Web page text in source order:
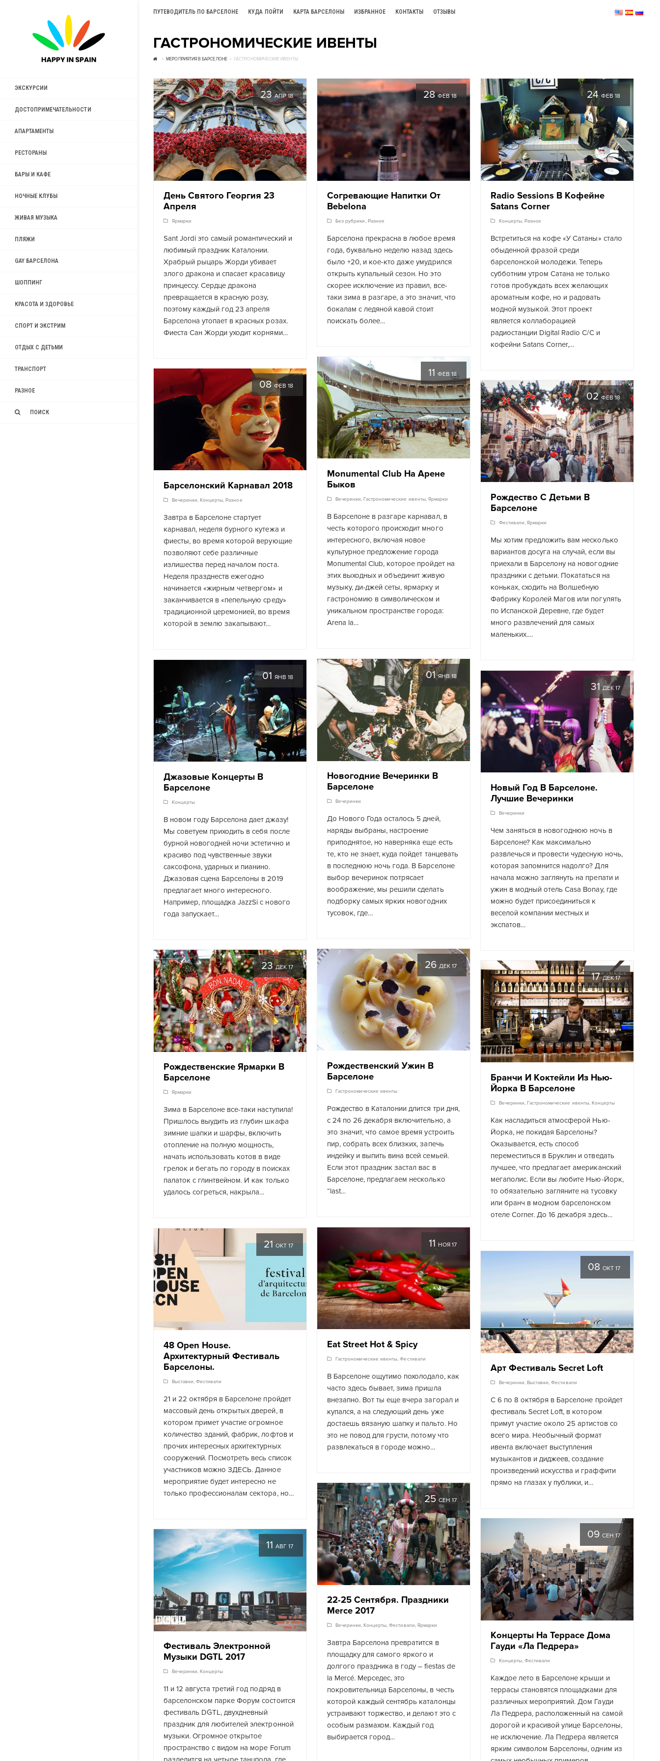
ПУТЕВОДИТЕЛЬ ПО БАРСЕЛОНЕ КУДА ПОЙТИ КАРТА БАРСЕЛОНЫ ИЗБРАННОЕ КОНТАКТЫ ОТЗЫВЫ
ЭКСКУРСИИ
ДОСТОПРИМЕЧАТЕЛЬНОСТИ
АПАРТАМЕНТЫ
РЕСТОРАНЫ
БАРЫ И КАФЕ
НОЧНЫЕ КЛУБЫ
ЖИВАЯ МУЗЫКА
ПЛЯЖИ
GAY БАРСЕЛОНА
ШОППИНГ
КРАСОТА И ЗДОРОВЬЕ
СПОРТ И ЭКСТРИМ
ОТДЫХ С ДЕТЬМИ
ТРАНСПОРТ
РАЗНОЕ
ПОИСК
ГАСТРОНОМИЧЕСКИЕ ИВЕНТЫ
МЕРОПРИЯТИЯ В БАРСЕЛОНЕ ГАСТРОНОМИЧЕСКИЕ ИВЕНТЫ
23АПР 18
День Святого Георгия 23
Апреля
Ярмарки
Sant Jordi это самый романтический и
любимый праздник Каталонии.
Храбрый рыцарь Жорди убивает
злого дракона и спасает красавицу
принцессу. Сердце дракона
превращается в красную розу,
поэтому каждый год 23 апреля
Барселона утопает в красных розах.
Фиеста Сан Жорди уходит корнями…
28ФЕВ 18
Согревающие Напитки От
Bebelona
Без рубрики, Разное
Барселона прекрасна в любое время
года, буквально неделю назад здесь
было +20, и кое-кто даже умудрился
открыть купальный сезон. Но это
скорее исключение из правил, все-
таки зима в разгаре, а это значит, что
бокалам с ледяной кавой стоит
поискать более…
24ФЕВ 18
Radio Sessions В Кофейне
Satans Corner
Концерты,Разное
Встретиться на кофе «У Сатаны» стало
обыденной фразой среди
барселонской молодежи. Теперь
субботним утром Сатана не только
готов пробуждать всех желающих
ароматным кофе, но и радовать
модной музыкой. Этот проект
является коллаборацией
радиостанции Digital Radio C/C и
кофейни Satans Corner,…
11ФЕВ 18
Monumental Club На Арене
Быков
Вечеринки,Гастрономические ивенты, Ярмарки
В Барселоне в разгаре карнавал, в
честь которого происходит много
интересного, включая новое
культурное предложение города
Monumental Club, которое пройдет на
этих выходных и объединит живую
музыку, ди-джей сеты, ярмарку и
гастрономию в символическом и
уникальном пространстве города:
Arena la…
08ФЕВ 18
Барселонский Карнавал 2018
Вечеринки,Концерты,Разное
Завтра в Барселоне стартует
карнавал, неделя бурного кутежа и
фиесты, во время которой верующие
позволяют себе различные
излишества перед началом поста.
Неделя празднеств ежегодно
начинается «жирным четвергом» и
заканчивается в «пепельную среду»
традиционной церемонией, во время
которой в землю закапывают…
02ФЕВ 18
Рождество С Детьми В
Барселоне
Фестивали,Ярмарки
Мы хотим предложить вам несколько
вариантов досуга на случай, если вы
приехали в Барселону на новогодние
праздники с детьми. Покататься на
коньках, сходить на Волшебную
Фабрику Королей Магов или погулять
по Испанской Деревне, где будет
много развлечений для самых
маленьких.…
01ЯНВ 18
Новогодние Вечеринки В
Барселоне
Вечеринки
До Нового Года осталось 5 дней,
наряды выбраны, настроение
приподнятое, но наверняка еще есть
те, кто не знает, куда пойдет танцевать
в последнюю ночь года. В Барселоне
выбор вечеринок потрясает
воображение, мы решили сделать
подборку самых ярких новогодних
тусовок, где…
01ЯНВ 18
Джазовые Концерты В
Барселоне
Концерты
В новом году Барселона дает джазу!
Мы советуем приходить в себя после
бурной новогодней ночи эстетично и
красиво под чувственные звуки
саксофона, ударных и пианино.
Джазовая сцена Барселоны в 2019
предлагает много интересного.
Например, площадка JazzSi с нового
года запускает…
31ДЕК 17
Новый Год В Барселоне.
Лучшие Вечеринки
Вечеринки
Чем заняться в новогоднюю ночь в
Барселоне? Как максимально
развлечься и провести чудесную ночь,
которая запомнится надолго? Для
начала можно заглянуть на препати и
ужин в модный отель Casa Bonay, где
можно будет присоединиться к
веселой компании местных и
экспатов…
26ДЕК 17
Рождественский Ужин В
Барселоне
Гастрономические ивенты
Рождество в Каталонии длится три дня,
с 24 по 26 декабря включительно, а
это значит, что самое время устроить
пир, собрать всех близких, запечь
индейку и выпить вина всей семьей.
Если этот праздник застал вас в
Барселоне, предлагаем несколько
“last…
23ДЕК 17
Рождественские Ярмарки В
Барселоне
Ярмарки
Зима в Барселоне все-таки наступила!
Пришлось выудить из глубин шкафа
зимние шапки и шарфы, включить
отопление на полную мощность,
начать использовать котов в виде
грелок и бегать по городу в поисках
палаток с глинтвейном. И как только
удалось согреться, накрыла…
17ДЕК 17
Бранчи И Коктейли Из Нью-
Йорка В Барселоне
Вечеринки,Гастрономические ивенты, Концерты
Как насладиться атмосферой Нью-
Йорка, не покидая Барселоны?
Оказывается, есть способ
переместиться в Бруклин и отведать
лучшее, что предлагает американский
мегаполис. Если вы любите Нью-Йорк,
то обязательно загляните на тусовку
или бранч в модном барселонском
отеле Corner. До 16 декабря здесь…
11 НОЯ 17
Eat Street Hot & Spicy
Гастрономические ивенты,Фестивали
В Барселоне ощутимо похолодало, как
часто здесь бывает, зима пришла
внезапно. Вот ты еще вчера загорал и
купался, а на следующий день уже
достаешь вязаную шапку и пальто. Но
это не повод для грусти, потому что
развлекаться в городе можно…
21ОКТ 17
48 Open House.
Архитектурный Фестиваль
Барселоны.
Выставки,Фестивали
21 и 22 октября в Барселоне пройдет
массовый день открытых дверей, в
котором примет участие огромное
количество зданий, фабрик, лофтов и
прочих интересных архитектурных
сооружений. Посмотреть весь список
участников можно ЗДЕСЬ. Данное
мероприятие будет интересно не
только профессионалам сектора, но…
08ОКТ 17
Арт Фестиваль Secret Loft
Вечеринки,Выставки,Фестивали
С 6 по 8 октября в Барселоне пройдет
фестиваль Secret Loft, в котором
примут участие около 25 артистов со
всего мира. Необычный формат
ивента включает выступления
музыкантов и диджеев, создание
произведений искусства и граффити
прямо на глазах у публики, и…
25СЕН 17
22-25 Сентября. Праздники
Merce 2017
Вечеринки,Концерты,Фестивали, Ярмарки
Завтра Барселона превратится в
площадку для самого яркого и
долгого праздника в году – fiestas de
la Mercé. Мерседес, это
покровительница Барселоны, в честь
которой каждый сентябрь каталонцы
устраивают торжество, и делают это с
особым размахом. Каждый год
выбирается город…
09СЕН 17
Концерты На Террасе Дома
Гауди «Ла Педрера»
Концерты,Фестивали
Каждое лето в Барселоне крыши и
террасы становятся площадками для
различных мероприятий. Дом Гауди
Ла Педрера, расположенный на самой
дорогой и красивой улице Барселоны,
не исключение. Ла Педрера является
ярким символом Барселоны, одним из
11АВГ 17
Фестиваль Электронной
Музыки DGTL 2017
Вечеринки,Концерты
11 и 12 августа третий год подряд в
барселонском парке Форум состоится
фестиваль DGTL, двухдневный
праздник для любителей электронной
музыки. Огромное открытое
пространство с видом на море Forum